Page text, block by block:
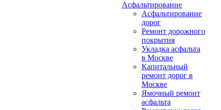
Асфальтирование
Асфальтирование
дорог
Ремонт дорожного
покрытия
Укладка асфальта
в Москве
Капитальный
ремонт дорог в
Москве
Ямочный ремонт
асфальта